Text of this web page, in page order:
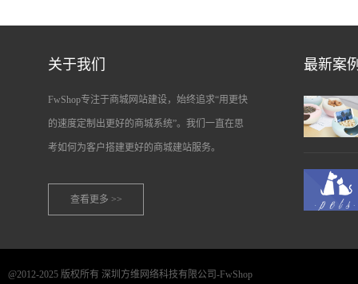
关于我们
FwShop专注于商城网站建设，始终追求“用更快
的速度定制出更好的商城系统”。我们一直在思
考如何为客户搭建更好的商城建站服务。
查看更多 >>
最新案
@2012-2025 版权所有 深圳方维网络科技有限公司-FwShop